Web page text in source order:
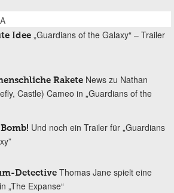
Idee „Guardians of the Galaxy“ – Trailer
Rakete News zu Nathan
Castle) Cameo in „Guardians of the
Und noch ein Trailer für „Guardians
Detective Thomas Jane spielt eine
„The Expanse“